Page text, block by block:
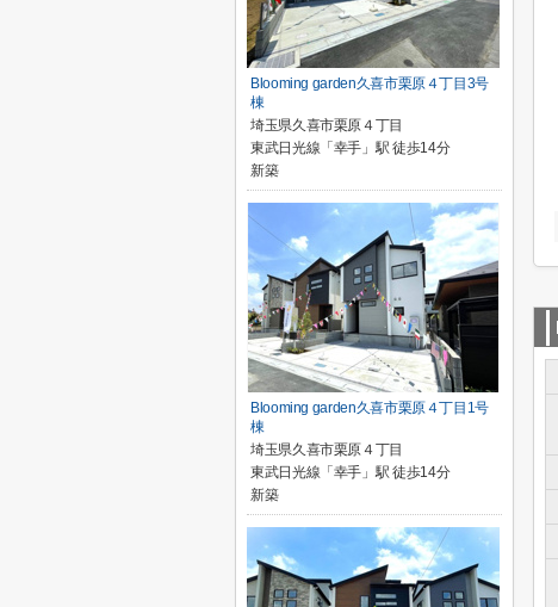
Blooming garden久喜市栗原４丁目3号
棟
埼玉県久喜市栗原４丁目
東武日光線「幸手」駅 徒歩14分
新築
Blooming garden久喜市栗原４丁目1号
棟
埼玉県久喜市栗原４丁目
東武日光線「幸手」駅 徒歩14分
新築